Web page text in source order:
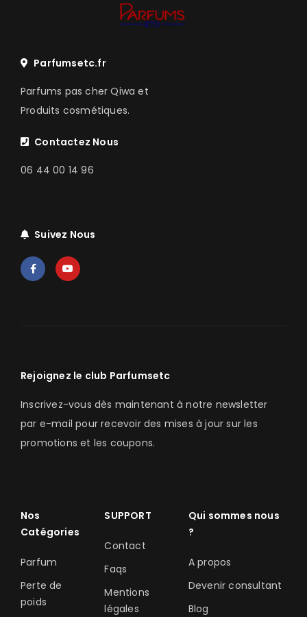
Parfumsetc.fr
Parfums pas cher Qiwa et
Produits cosmétiques.
Contactez Nous
06 44 00 14 96
Suivez Nous
Qui sommes nous
?
A propos
Devenir consultant
Blog
SUPPORT
Contact
Faqs
Mentions
légales
Nos
Catégories
Parfum
Perte de
poids
Rejoignez le club Parfumsetc
Inscrivez-vous dès maintenant à notre newsletter
par e-mail pour recevoir des mises à jour sur les
promotions et les coupons.